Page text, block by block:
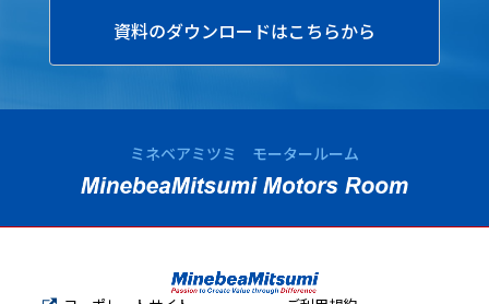
資料のダウンロードはこちらから
ミネベアミツミ モータールーム